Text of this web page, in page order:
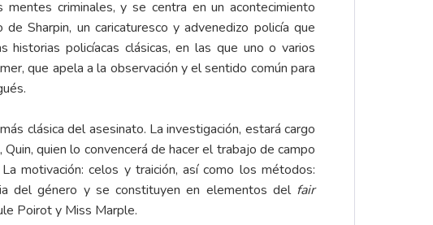
criminales, y se centra en un acontecimiento
Sharpin, un caricaturesco y advenedizo policía que
policíacas clásicas, en las que uno o varios
que apela a la observación y el sentido común para
clásica del asesinato. La investigación, estará cargo
quien lo convencerá de hacer el trabajo de campo
motivación: celos y traición, así como los métodos:
del género y se constituyen en elementos del fair
Poirot y Miss Marple.